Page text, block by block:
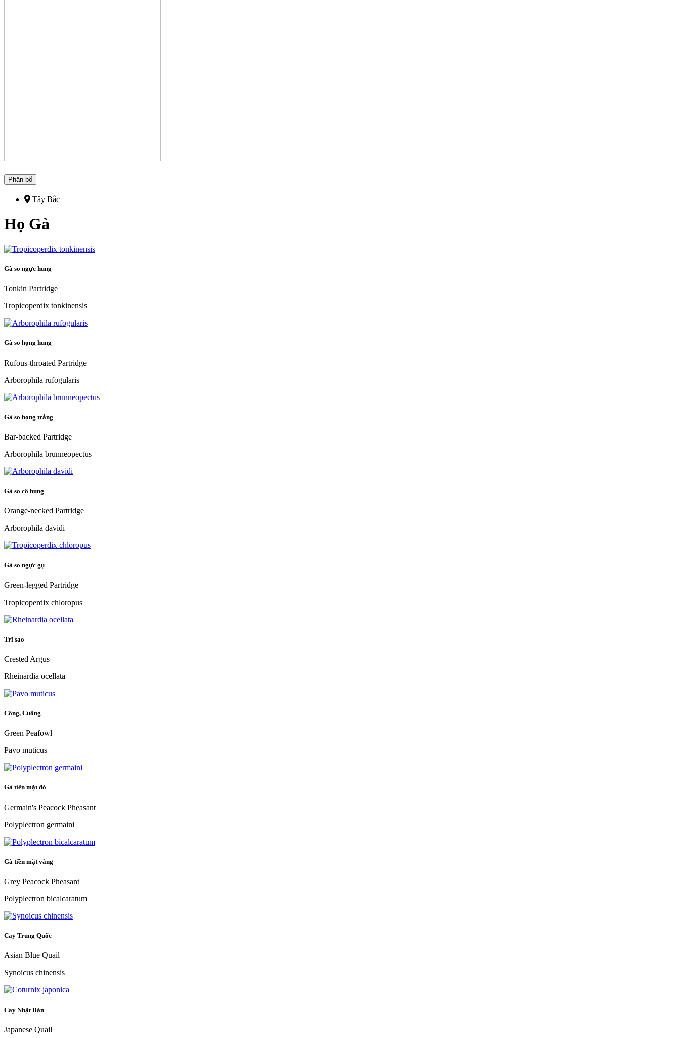
Phân bố
Tây Bắc
Họ Gà
Gà so ngực hung
Tonkin Partridge
Tropicoperdix tonkinensis
Gà so họng hung
Rufous-throated Partridge
Arborophila rufogularis
Gà so họng trắng
Bar-backed Partridge
Arborophila brunneopectus
Gà so cổ hung
Orange-necked Partridge
Arborophila davidi
Gà so ngực gụ
Green-legged Partridge
Tropicoperdix chloropus
Trĩ sao
Crested Argus
Rheinardia ocellata
Công, Cuông
Green Peafowl
Pavo muticus
Gà tiền mặt đỏ
Germain's Peacock Pheasant
Polyplectron germaini
Gà tiền mặt vàng
Grey Peacock Pheasant
Polyplectron bicalcaratum
Cay Trung Quốc
Asian Blue Quail
Synoicus chinensis
Cay Nhật Bản
Japanese Quail